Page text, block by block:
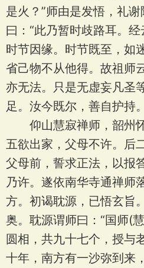
是火？”师由是发悟，礼
曰：“此乃暂时歧路耳。
时节因缘。时节既至，如
省己物不从他得。故祖师
亦无法。只是无虚妄凡圣
足。汝今既尔，善自护持
仰山慧寂禅师，韶州
五欲出家，父母不许。后
父母前，誓求正法，以报
乃许。遂依南华寺通禅师
方。初谒耽源，已悟玄旨
奥。耽源谓师曰：“国师(
圆相，共九十七个，授与
十年，南方有一沙弥到来